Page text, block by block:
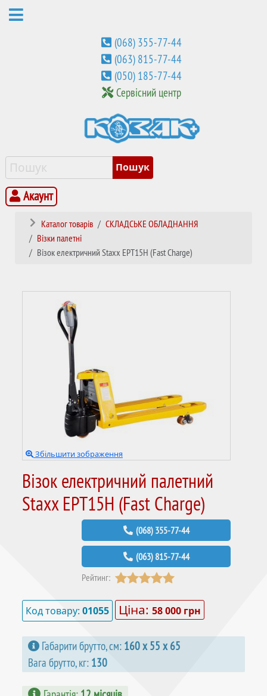
(068) 355-77-44
(063) 815-77-44
(050) 185-77-44
Сервісний центр
Акаунт
Каталог товарів
СКЛАДСЬКЕ ОБЛАДНАННЯ
Візки палетні
Візок електричний Staxx EPT15H (Fast Charge)
Збільшити зображення
Візок електричний палетний
Staxx EPT15H (Fast Charge)
(068) 355-77-44
(063) 815-77-44
Рейтинг:
Код товару: 01055 Ціна: 58 000 грн
Габарити брутто, см: 160 х 55 х 65
Вага брутто, кг: 130